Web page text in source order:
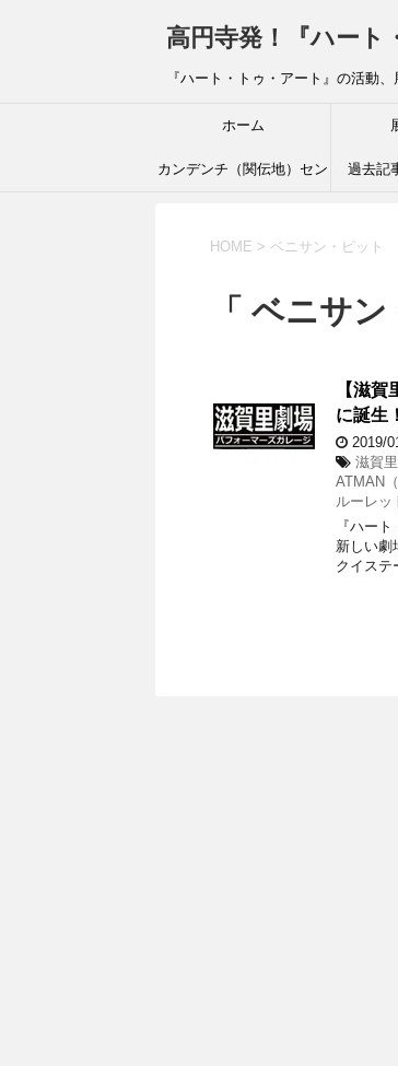
高円寺発！『ハー
『ハート・トゥ・アート』の活動
ホーム
カンデンチ（関伝地）セン 過去記
HOME > ベニサン・ピット
「 ベニサ
【滋
に誕生！
2019/
滋賀
ATMAN
ルーレッ
『ハー
新しい劇
クイス